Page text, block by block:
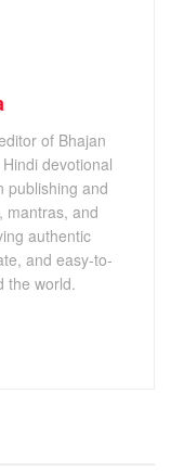
of Bhajan
devotional
publishing and
mantras, and
authentic
and easy-to-
the world.